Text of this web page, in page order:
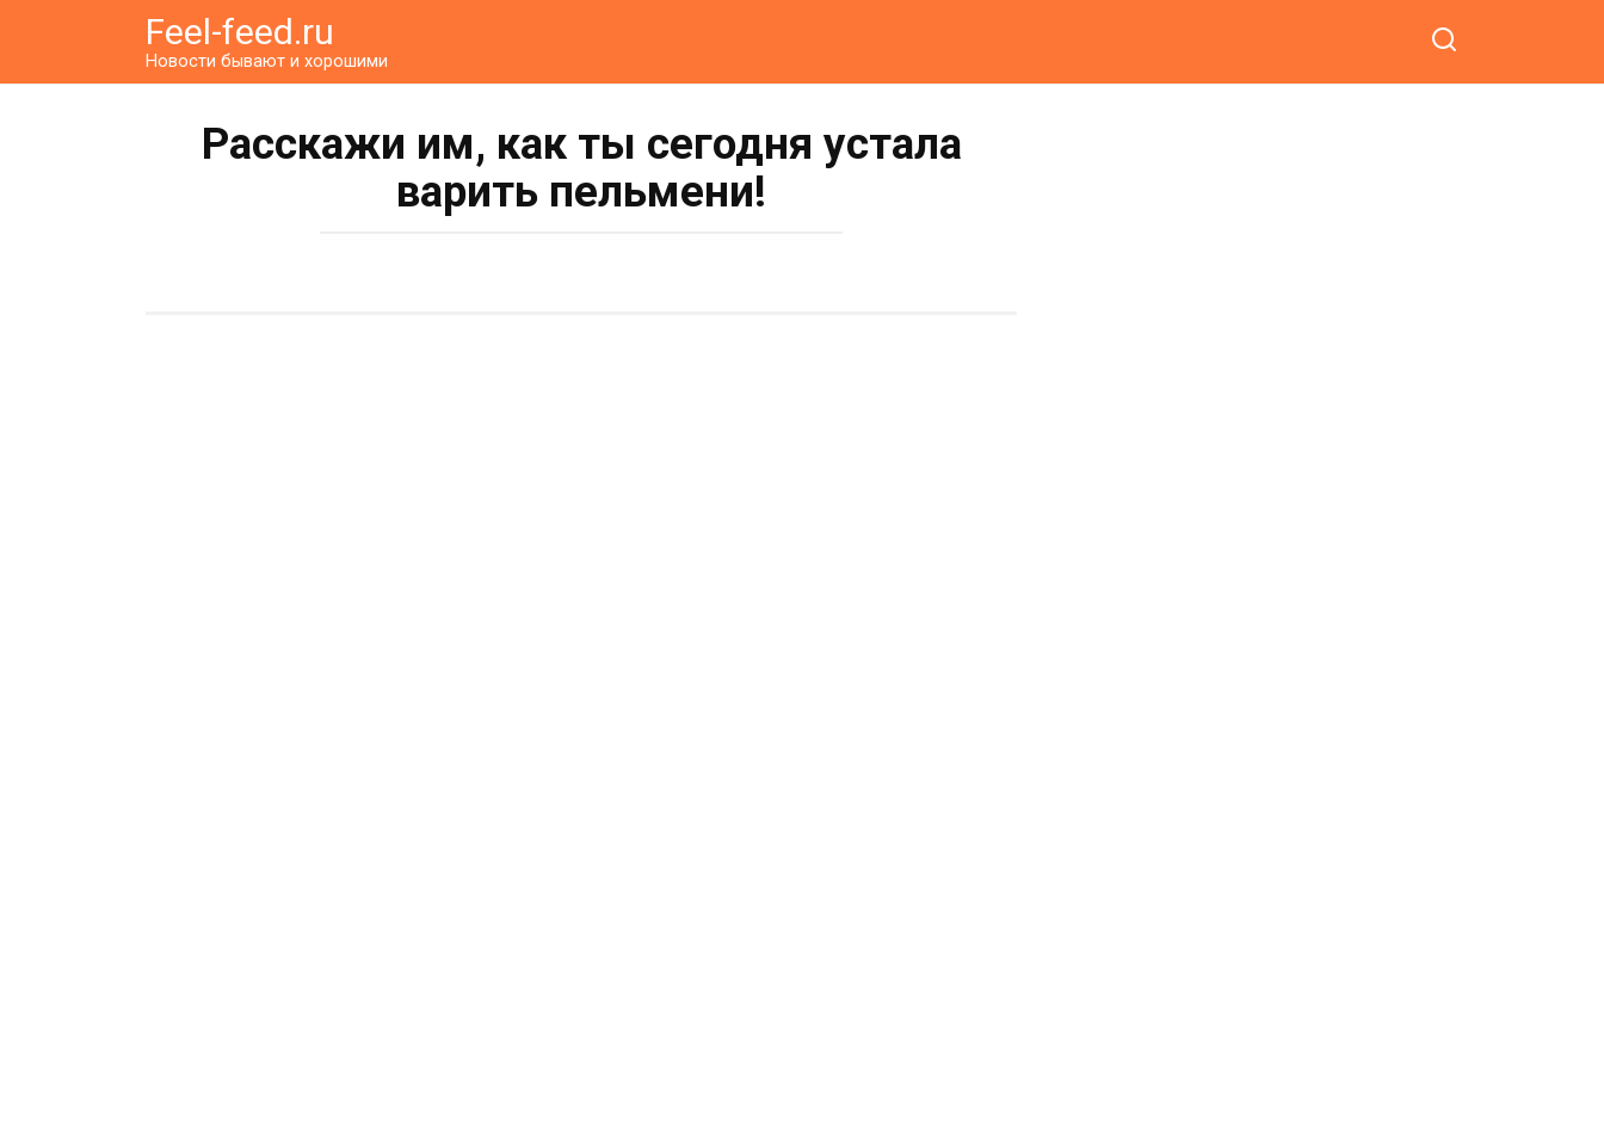
Feel-feed.ru
Новости бывают и хорошими
Расскажи им, как ты сегодня устала
варить пельмени!